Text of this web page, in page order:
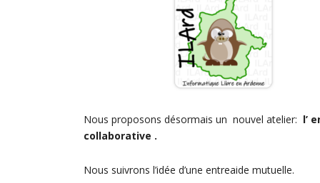
Nous proposons désormais un nouvel atelier: l’
collaborative .
Nous suivrons l’idée d’une entreaide mutuelle.